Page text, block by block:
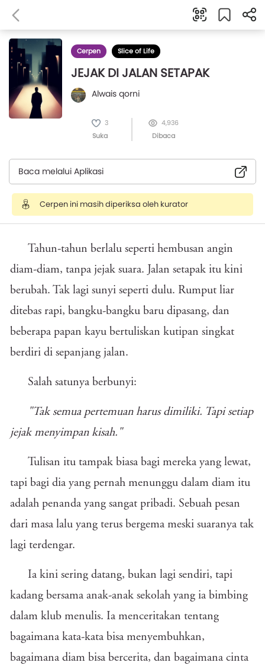
Cerpen Slice of Life
JEJAK DI JALAN SETAPAK
Alwais qorni
3
Suka
4,936
Dibaca
Baca melalui Aplikasi
Cerpen ini masih diperiksa oleh kurator
Tahun-tahun berlalu seperti hembusan angin
diam-diam, tanpa jejak suara. Jalan setapak itu kini
berubah. Tak lagi sunyi seperti dulu. Rumput liar
ditebas rapi, bangku-bangku baru dipasang, dan
beberapa papan kayu bertuliskan kutipan singkat
berdiri di sepanjang jalan.
Salah satunya berbunyi:
"Tak semua pertemuan harus dimiliki. Tapi setiap
jejak menyimpan kisah."
Tulisan itu tampak biasa bagi mereka yang lewat,
tapi bagi dia yang pernah menunggu dalam diam itu
adalah penanda yang sangat pribadi. Sebuah pesan
dari masa lalu yang terus bergema meski suaranya tak
lagi terdengar.
Ia kini sering datang, bukan lagi sendiri, tapi
kadang bersama anak-anak sekolah yang ia bimbing
dalam klub menulis. Ia menceritakan tentang
bagaimana kata-kata bisa menyembuhkan,
bagaimana diam bisa bercerita, dan bagaimana cinta